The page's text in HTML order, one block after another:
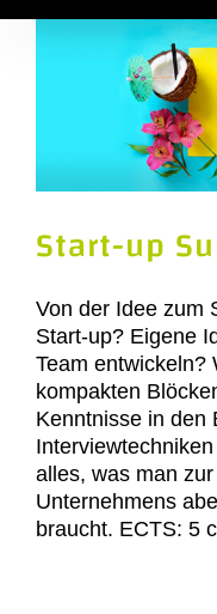
Start-up
Von der Idee zum
Start-up? Eigene
Team entwickeln?
kompakten
Kenntnisse in den
alles, was man
Unternehmens
braucht. ECTS: 5